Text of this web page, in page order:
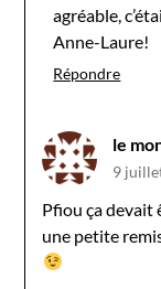
agréable,
Anne-Laure!
Répondre
le
9
Pfiou ça devait
une petite